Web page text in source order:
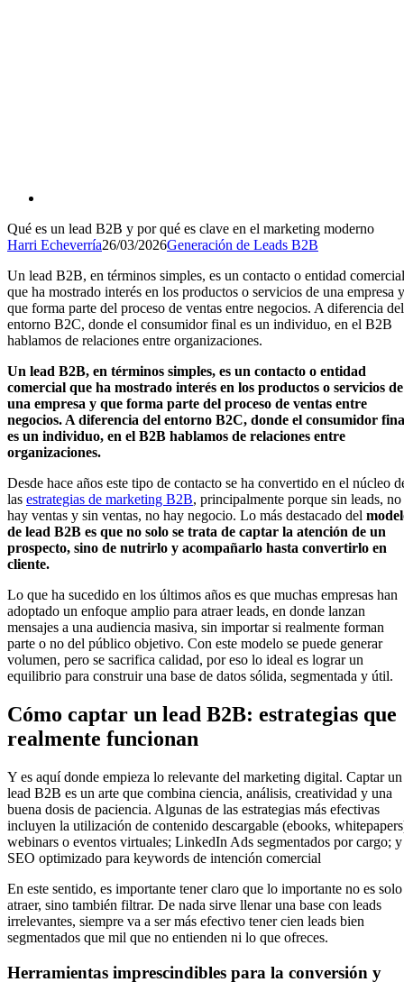
Qué es un lead B2B y por qué es clave en el marketing moderno
Harri Echeverría26/03/2026Generación de Leads B2B
Un lead B2B, en términos simples, es un contacto o entidad comercial
que ha mostrado interés en los productos o servicios de una empresa y
que forma parte del proceso de ventas entre negocios. A diferencia del
entorno B2C, donde el consumidor final es un individuo, en el B2B
hablamos de relaciones entre organizaciones.
Un lead B2B, en términos simples, es un contacto o entidad
comercial que ha mostrado interés en los productos o servicios de
una empresa y que forma parte del proceso de ventas entre
negocios. A diferencia del entorno B2C, donde el consumidor
es un individuo, en el B2B hablamos de relaciones entre
organizaciones.
Desde hace años este tipo de contacto se ha convertido en el núcleo
las estrategias de marketing B2B, principalmente porque sin leads, no
hay ventas y sin ventas, no hay negocio. Lo más destacado del
de lead B2B es que no solo se trata de captar la atención de un
prospecto, sino de nutrirlo y acompañarlo hasta convertirlo en
cliente.
Lo que ha sucedido en los últimos años es que muchas empresas han
adoptado un enfoque amplio para atraer leads, en donde lanzan
mensajes a una audiencia masiva, sin importar si realmente forman
parte o no del público objetivo. Con este modelo se puede generar
volumen, pero se sacrifica calidad, por eso lo ideal es lograr un
equilibrio para construir una base de datos sólida, segmentada y útil.
Cómo captar un lead B2B: estrategias que
realmente funcionan
Y es aquí donde empieza lo relevante del marketing digital. Captar un
lead B2B es un arte que combina ciencia, análisis, creatividad y una
buena dosis de paciencia. Algunas de las estrategias más efectivas
incluyen la utilización de contenido descargable (ebooks,
webinars o eventos virtuales; LinkedIn Ads segmentados por cargo; y
SEO optimizado para keywords de intención comercial
En este sentido, es importante tener claro que lo importante no es solo
atraer, sino también filtrar. De nada sirve llenar una base con leads
irrelevantes, siempre va a ser más efectivo tener cien leads bien
segmentados que mil que no entienden ni lo que ofreces.
Herramientas imprescindibles para la conversión y